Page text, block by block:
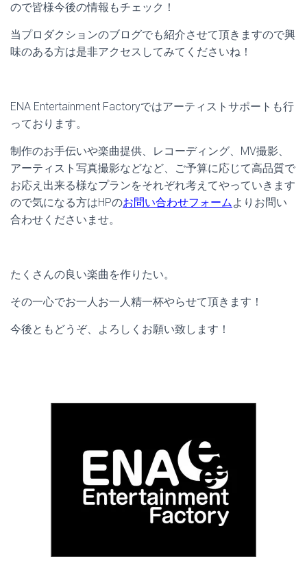
ので皆様今後の情報もチェック！
当プロダクションのブログでも紹介させて頂きますので興
味のある方は是非アクセスしてみてくださいね！
ENA Entertainment Factoryではアーティストサポートも行
っております。
制作のお手伝いや楽曲提供、レコーディング、MV撮影、
アーティスト写真撮影などなど、ご予算に応じて高品質で
お応え出来る様なプランをそれぞれ考えてやっていきます
ので気になる方はHPのお問い合わせフォームよりお問い
合わせくださいませ。
たくさんの良い楽曲を作りたい。
その一心でお一人お一人精一杯やらせて頂きます！
今後ともどうぞ、よろしくお願い致します！